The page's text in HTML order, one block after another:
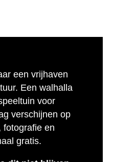
een vrijhaven
Een walhalla
voor
verschijnen op
fotografie en
gratis.